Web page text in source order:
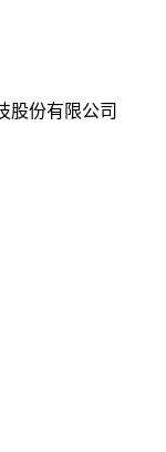
股份有限公司